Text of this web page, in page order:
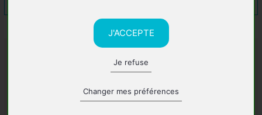
J'ACCEPTE
Je refuse
Changer mes préférences
A lire également